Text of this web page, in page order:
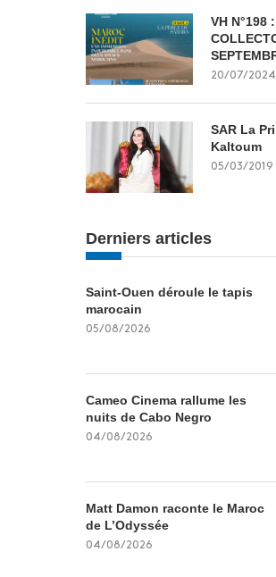
VH N°198
20/07/2024
SAR La
Kaltoum
05/03/2019
Derniers articles
Saint-Ouen déroule le tapis
marocain
05/08/2026
Cameo Cinema rallume les
nuits de Cabo Negro
04/08/2026
Matt Damon raconte le Maroc
de L’Odyssée
04/08/2026